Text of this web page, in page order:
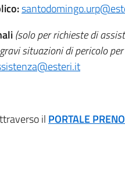
(solo per richieste di
situazioni di pericolo
il PORTALE